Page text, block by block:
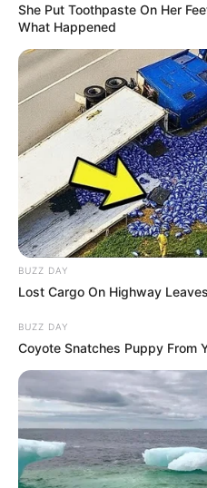
Laura in love de son skipper,
She Put Toothpaste On Her
What Happened
BUZZ DAY
Lost Cargo On Highway
BUZZ DAY
Coyote Snatches Puppy From